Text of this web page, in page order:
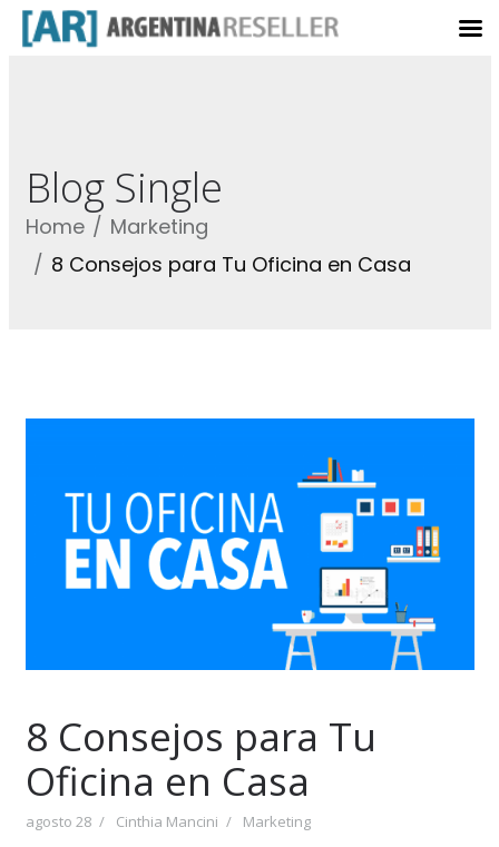
Blog Single
Home
Marketing
8 Consejos para Tu Oficina en Casa
8 Consejos para Tu
Oficina en Casa
agosto 28 Cinthia Mancini Marketing